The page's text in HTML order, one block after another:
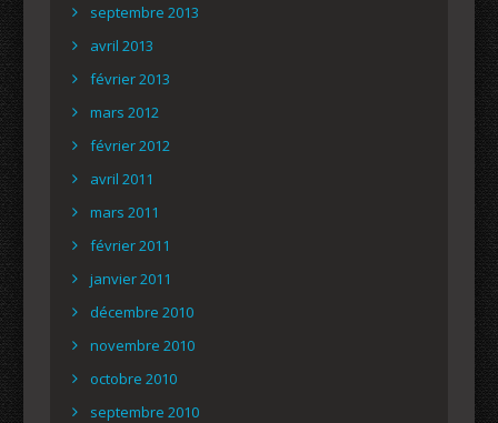
septembre 2013
avril 2013
février 2013
mars 2012
février 2012
avril 2011
mars 2011
février 2011
janvier 2011
décembre 2010
novembre 2010
octobre 2010
septembre 2010